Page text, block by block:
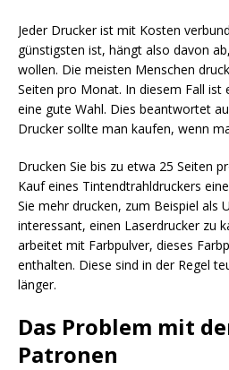
Jeder Drucker ist mit Kosten
günstigsten ist, hängt also davon
wollen. Die meisten Menschen
Seiten pro Monat. In diesem Fall ist
eine gute Wahl. Dies beantwortet
Drucker sollte man kaufen, wenn
Drucken Sie bis zu etwa 25 Seiten
Kauf eines Tintendtrahldruckers
Sie mehr drucken, zum Beispiel als
interessant, einen Laserdrucker zu
arbeitet mit Farbpulver, dieses
enthalten. Diese sind in der Regel
länger.
Das Problem mit
Patronen